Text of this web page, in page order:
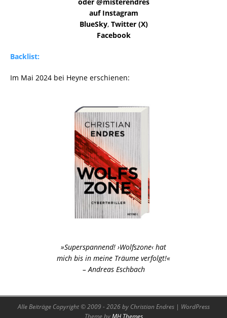
oder @misterendres
auf Instagram
BlueSky, Twitter (X)
Facebook
Backlist:
Im Mai 2024 bei Heyne erschienen:
»Superspannend! ›Wolfszone‹ hat
mich bis in meine Träume verfolgt!«
– Andreas Eschbach
Alle Beiträge Copyright © 2009 - 2026 by Christian Endres | WordPress